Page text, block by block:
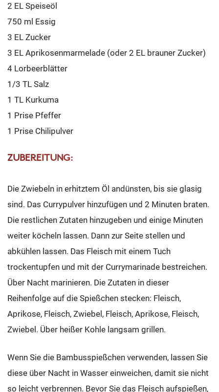
2 EL Speiseöl
750 ml Essig
3 EL Zucker
3 EL Aprikosenmarmelade (oder 2 EL brauner Zucker)
4 Lorbeerblätter
1/3 TL Salz
1 TL Kurkuma
1 Prise Pfeffer
1 Prise Chilipulver
ZUBEREITUNG:
Die Zwiebeln in erhitztem Öl andünsten, bis sie glasig
sind. Das Currypulver hinzufügen und 2 Minuten braten.
Die restlichen Zutaten hinzugeben und einige Minuten
weiter köcheln lassen. Dann zur Seite stellen und
abkühlen lassen. Das Fleisch mit einem Tuch
trockentupfen und mit der Currymarinade bestreichen.
Über Nacht marinieren. Die Zutaten in dieser
Reihenfolge auf die Spießchen stecken: Fleisch,
Aprikose, Fleisch, Zwiebel, Fleisch, Aprikose, Fleisch,
Zwiebel. Über heißer Kohle langsam grillen.
Wenn Sie die Bambusspießchen verwenden, lassen Sie
diese über Nacht in Wasser einweichen, damit sie nicht
so leicht verbrennen. Bevor Sie das Fleisch aufspießen,